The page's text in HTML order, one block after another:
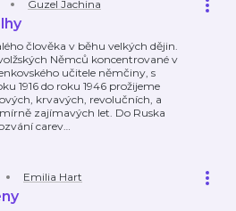
Guzel Jachina
člověka v běhu velkých dějin.
Němců koncentrované v
učitele němčiny, s
1916 do roku 1946 prožijeme
krvavých, revolučních, a
zajímavých let. Do Ruska
carev…
Emilia Hart